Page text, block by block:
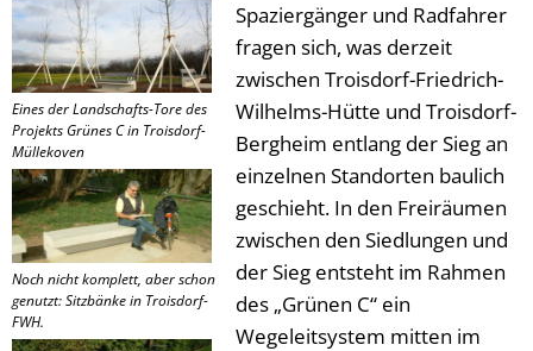
Eines der Landschafts-Tore des
Projekts Grünes C in Troisdorf-
Müllekoven
Noch nicht komplett, aber schon
genutzt: Sitzbänke in Troisdorf-
FWH.
Spaziergänger und Radfahrer
fragen sich, was derzeit
zwischen Troisdorf-Friedrich-
Wilhelms-Hütte und Troisdorf-
Bergheim entlang der Sieg an
einzelnen Standorten baulich
geschieht. In den Freiräumen
zwischen den Siedlungen und
der Sieg entsteht im Rahmen
des „Grünen C“ ein
Wegeleitsystem mitten im